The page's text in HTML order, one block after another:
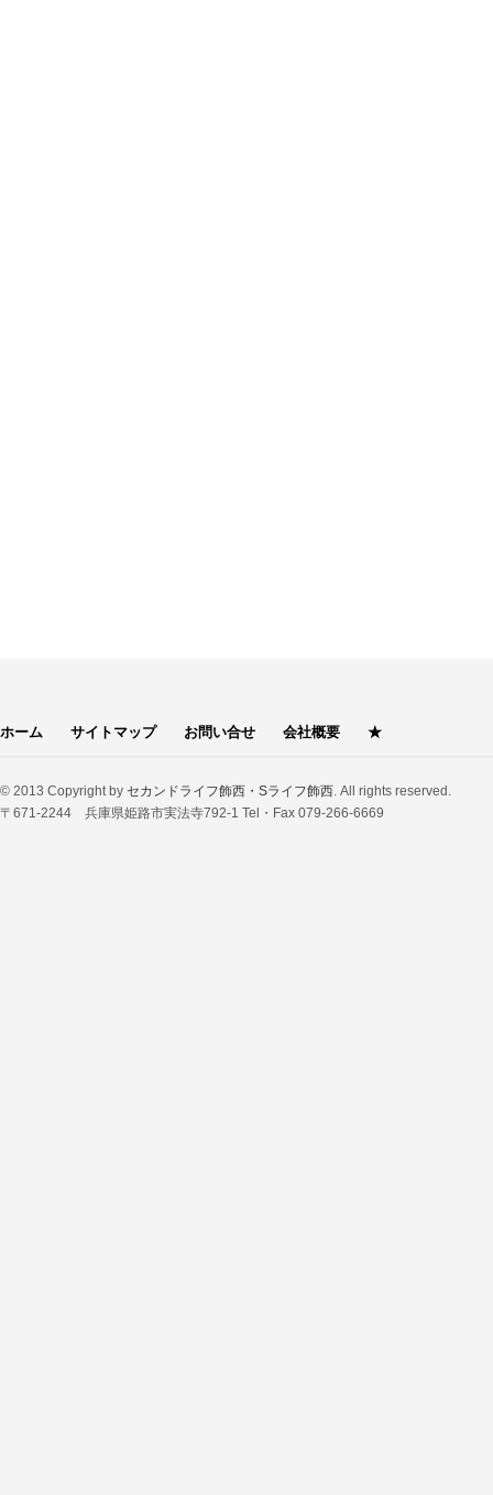
ホーム サイトマップ お問い合せ 会社概要 ★
© 2013 Copyright by セカンドライフ飾西・Sライフ飾西. All rights reserved.
〒671-2244 兵庫県姫路市実法寺792-1 Tel・Fax 079-266-6669